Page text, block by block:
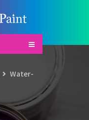
Water-